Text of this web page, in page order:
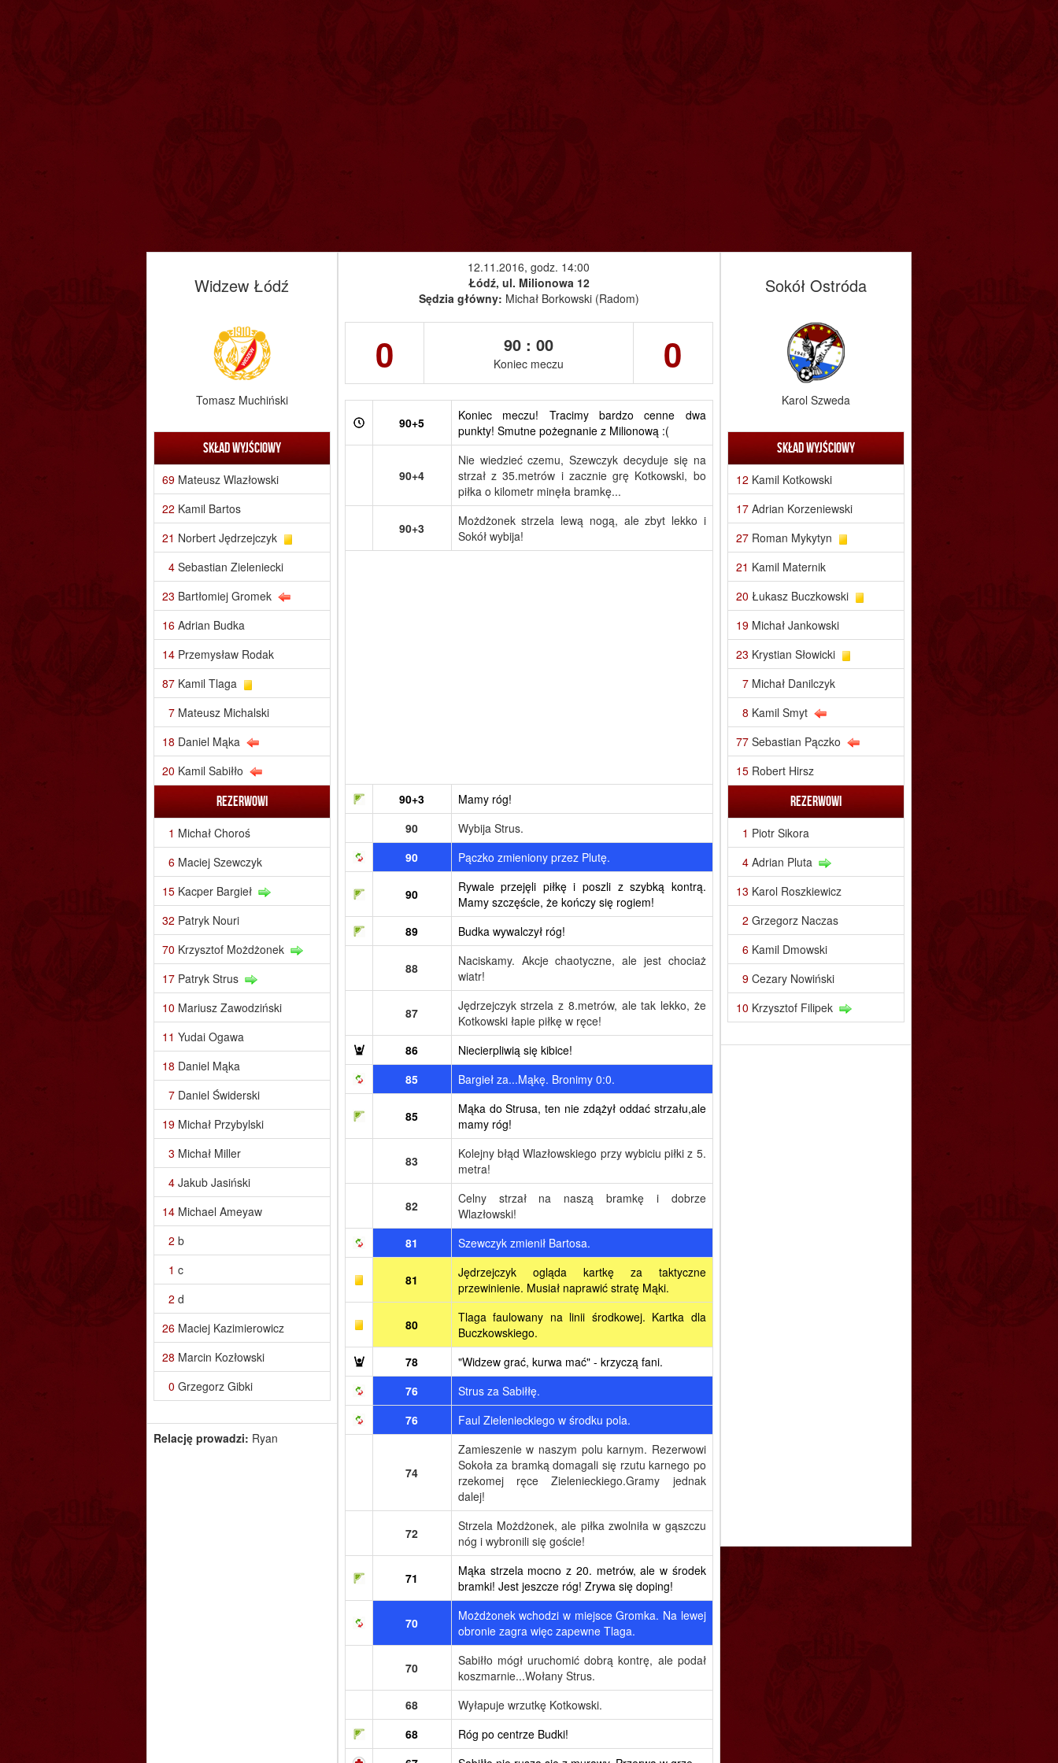
12.11.2016, godz. 14:00
Łódź, ul. Milionowa 12
Sędzia główny: Michał Borkowski (Radom)
0 90 : 00
Koniec meczu 0
90+5
Koniec meczu! Tracimy bardzo cenne dwa
punkty! Smutne pożegnanie z Milionową :(
90+4
Nie wiedzieć czemu, Szewczyk decyduje się na
strzał z 35.metrów i zacznie grę Kotkowski, bo
piłka o kilometr minęła bramkę...
90+3
Możdżonek strzela lewą nogą, ale zbyt lekko i
Sokół wybija!
90+3
Mamy róg!
90
Wybija Strus.
90
Pączko zmieniony przez Plutę.
90
Rywale przejęli piłkę i poszli z szybką kontrą.
Mamy szczęście, że kończy się rogiem!
89
Budka wywalczył róg!
88
Naciskamy. Akcje chaotyczne, ale jest chociaż
wiatr!
87
Jędrzejczyk strzela z 8.metrów, ale tak lekko, że
Kotkowski łapie piłkę w ręce!
86
Niecierpliwią się kibice!
85
Bargieł za...Mąkę. Bronimy 0:0.
85
Mąka do Strusa, ten nie zdążył oddać strzału,ale
mamy róg!
83
Kolejny błąd Wlazłowskiego przy wybiciu piłki z 5.
metra!
82
Celny strzał na naszą bramkę i dobrze
Wlazłowski!
81
Szewczyk zmienił Bartosa.
81
Jędrzejczyk ogląda kartkę za taktyczne
przewinienie. Musiał naprawić stratę Mąki.
80
Tlaga faulowany na linii środkowej. Kartka dla
Buczkowskiego.
78
"Widzew grać, kurwa mać" - krzyczą fani.
76
Strus za Sabiłłę.
76
Faul Zielenieckiego w środku pola.
74
Zamieszenie w naszym polu karnym. Rezerwowi
Sokoła za bramką domagali się rzutu karnego po
rzekomej ręce Zielenieckiego.Gramy jednak
dalej!
72
Strzela Możdżonek, ale piłka zwolniła w gąszczu
nóg i wybronili się goście!
71
Mąka strzela mocno z 20. metrów, ale w środek
bramki! Jest jeszcze róg! Zrywa się doping!
70
Możdżonek wchodzi w miejsce Gromka. Na lewej
obronie zagra więc zapewne Tlaga.
70
Sabiłło mógł uruchomić dobrą kontrę, ale podał
koszmarnie...Wołany Strus.
68
Wyłapuje wrzutkę Kotkowski.
68
Róg po centrze Budki!
Widzew Łódź
Tomasz Muchiński
Skład wyjściowy
69 Mateusz Wlazłowski
22 Kamil Bartos
21 Norbert Jędrzejczyk
4 Sebastian Zieleniecki
23 Bartłomiej Gromek
16 Adrian Budka
14 Przemysław Rodak
87 Kamil Tlaga
7 Mateusz Michalski
18 Daniel Mąka
20 Kamil Sabiłło
Rezerwowi
1 Michał Choroś
6 Maciej Szewczyk
15 Kacper Bargieł
32 Patryk Nouri
70 Krzysztof Możdżonek
17 Patryk Strus
10 Mariusz Zawodziński
11 Yudai Ogawa
18 Daniel Mąka
7 Daniel Świderski
19 Michał Przybylski
3 Michał Miller
4 Jakub Jasiński
14 Michael Ameyaw
2 b
1 c
2 d
26 Maciej Kazimierowicz
28 Marcin Kozłowski
0 Grzegorz Gibki
Relację prowadzi: Ryan
Sokół Ostróda
Karol Szweda
Skład wyjściowy
12 Kamil Kotkowski
17 Adrian Korzeniewski
27 Roman Mykytyn
21 Kamil Maternik
20 Łukasz Buczkowski
19 Michał Jankowski
23 Krystian Słowicki
7 Michał Danilczyk
8 Kamil Smyt
77 Sebastian Pączko
15 Robert Hirsz
Rezerwowi
1 Piotr Sikora
4 Adrian Pluta
13 Karol Roszkiewicz
2 Grzegorz Naczas
6 Kamil Dmowski
9 Cezary Nowiński
10 Krzysztof Filipek